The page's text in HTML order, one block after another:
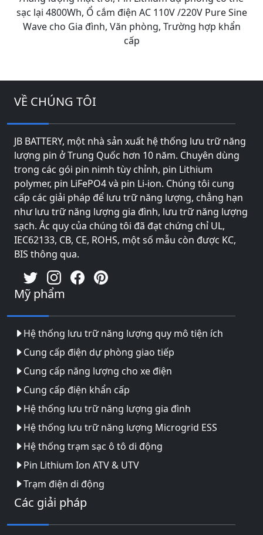
sạc lại 4800Wh, Ổ cắm điện AC 110V /220V Pure Sine
Wave cho Gia đình, Văn phòng, Trường hợp khẩn
cấp
VỀ CHÚNG TÔI
JB BATTERY, một nhà sản xuất hệ thống lưu trữ năng
lượng pin ở Trung Quốc hơn 10 năm. Chuyên dùng
trong các gói pin nimh tùy chỉnh, pin Lithium
polymer, pin LiFePO4 và pin Li-ion. Chúng tôi cung
cấp các giải pháp để lưu trữ năng lượng, chẳng hạn
như lưu trữ năng lượng gia đình, lưu trữ năng lượng
sạch. Ắc quy của chúng tôi đã đạt chứng chỉ UL,
IEC62133, CB, CE, ROHS, một số mẫu còn được KC,
BIS thông qua.
Mỹ phẩm
Hệ thống lưu trữ năng lượng quy mô tiện ích
Cung cấp điện dự phòng giao tiếp
Cung cấp năng lượng cho xe điện
Cung cấp điện khẩn cấp
Hệ thống lưu trữ năng lượng gia đình
Hệ thống lưu trữ năng lượng Microgrid ESS
Hệ thống trạm sạc ô tô di động
Pin Lithium Ion ATV & UTV
Trạm điện di động
Các giải pháp